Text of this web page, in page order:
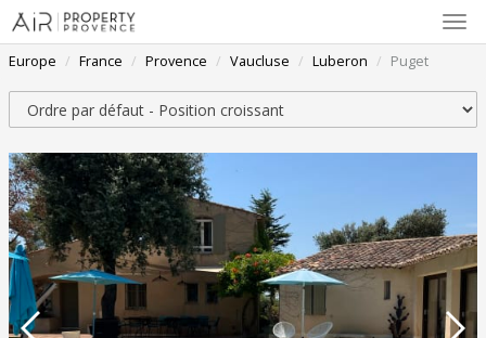
la
Europe France Provence Vaucluse Luberon Puget
Trier par